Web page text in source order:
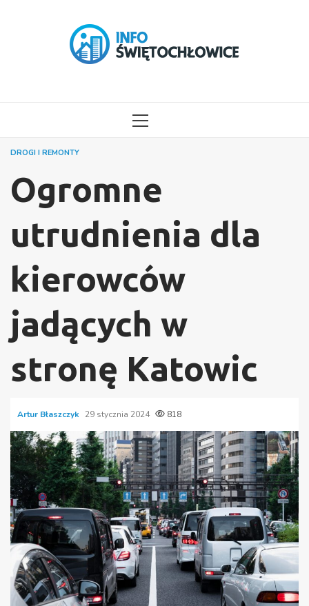
MENU
DROGI I REMONTY
Ogromne
utrudnienia dla
kierowców
jadących w
stronę Katowic
Artur Błaszczyk 29 stycznia 2024 818